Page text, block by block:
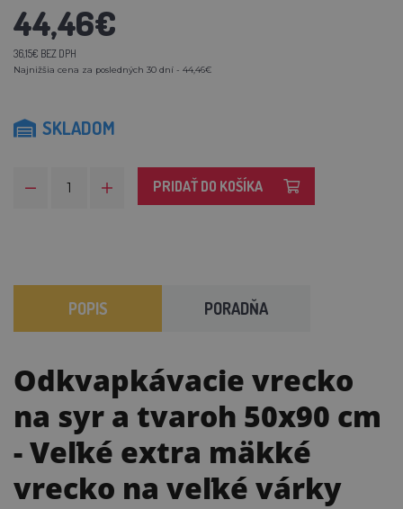
44,46€
36,15€ BEZ DPH
Najnižšia cena za posledných 30 dní - 44,46€
SKLADOM
PRIDAŤ DO KOŠÍKA
POPIS PORADŇA
Odkvapkávacie vrecko
na syr a tvaroh 50x90 cm
- Veľké extra mäkké
vrecko na veľké várky